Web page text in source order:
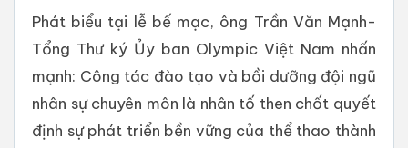
Phát biểu tại lễ bế mạc, ông Trần Văn Mạnh-
Tổng Thư ký Ủy ban Olympic Việt Nam nhấn
mạnh: Công tác đào tạo và bồi dưỡng đội ngũ
nhân sự chuyên môn là nhân tố then chốt quyết
định sự phát triển bền vững của thể thao thành